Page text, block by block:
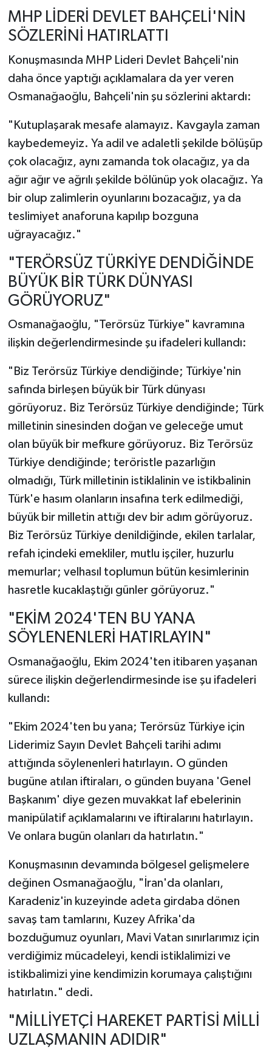
MHP LİDERİ DEVLET BAHÇELİ'NİN
SÖZLERİNİ HATIRLATTI
Konuşmasında MHP Lideri Devlet Bahçeli'nin
daha önce yaptığı açıklamalara da yer veren
Osmanağaoğlu, Bahçeli'nin şu sözlerini aktardı:
"Kutuplaşarak mesafe alamayız. Kavgayla zaman
kaybedemeyiz. Ya adil ve adaletli şekilde bölüşüp
çok olacağız, aynı zamanda tok olacağız, ya da
ağır ağır ve ağrılı şekilde bölünüp yok olacağız. Ya
bir olup zalimlerin oyunlarını bozacağız, ya da
teslimiyet anaforuna kapılıp bozguna
uğrayacağız."
"TERÖRSÜZ TÜRKİYE DENDİĞİNDE
BÜYÜK BİR TÜRK DÜNYASI
GÖRÜYORUZ"
Osmanağaoğlu, "Terörsüz Türkiye" kavramına
ilişkin değerlendirmesinde şu ifadeleri kullandı:
"Biz Terörsüz Türkiye dendiğinde; Türkiye'nin
safında birleşen büyük bir Türk dünyası
görüyoruz. Biz Terörsüz Türkiye dendiğinde; Türk
milletinin sinesinden doğan ve geleceğe umut
olan büyük bir mefkure görüyoruz. Biz Terörsüz
Türkiye dendiğinde; teröristle pazarlığın
olmadığı, Türk milletinin istiklalinin ve istikbalinin
Türk'e hasım olanların insafına terk edilmediği,
büyük bir milletin attığı dev bir adım görüyoruz.
Biz Terörsüz Türkiye denildiğinde, ekilen tarlalar,
refah içindeki emekliler, mutlu işçiler, huzurlu
memurlar; velhasıl toplumun bütün kesimlerinin
hasretle kucaklaştığı günler görüyoruz."
"EKİM 2024'TEN BU YANA
SÖYLENENLERİ HATIRLAYIN"
Osmanağaoğlu, Ekim 2024'ten itibaren yaşanan
sürece ilişkin değerlendirmesinde ise şu ifadeleri
kullandı:
"Ekim 2024'ten bu yana; Terörsüz Türkiye için
Liderimiz Sayın Devlet Bahçeli tarihi adımı
attığında söylenenleri hatırlayın. O günden
bugüne atılan iftiraları, o günden buyana 'Genel
Başkanım' diye gezen muvakkat laf ebelerinin
manipülatif açıklamalarını ve iftiralarını hatırlayın.
Ve onlara bugün olanları da hatırlatın."
Konuşmasının devamında bölgesel gelişmelere
değinen Osmanağaoğlu, "İran'da olanları,
Karadeniz'in kuzeyinde adeta girdaba dönen
savaş tam tamlarını, Kuzey Afrika'da
bozduğumuz oyunları, Mavi Vatan sınırlarımız için
verdiğimiz mücadeleyi, kendi istiklalimizi ve
istikbalimizi yine kendimizin korumaya çalıştığını
hatırlatın." dedi.
"MİLLİYETÇİ HAREKET PARTİSİ MİLLİ
UZLAŞMANIN ADIDIR"